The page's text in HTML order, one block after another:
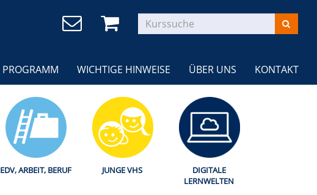
PROGRAMM WICHTIGE HINWEISE ÜBER UNS KONTAKT
EDV, ARBEIT, BERUF JUNGE VHS
DIGITALE
LERNWELTEN